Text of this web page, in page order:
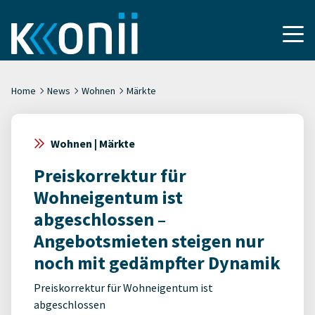
Home News Wohnen Märkte
Wohnen | Märkte
Preiskorrektur für
Wohneigentum ist
abgeschlossen –
Angebotsmieten steigen nur
noch mit gedämpfter Dynamik
Preiskorrektur für Wohneigentum ist
abgeschlossen